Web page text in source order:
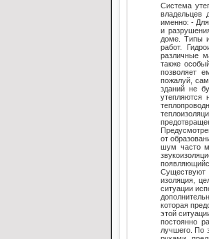
Система
владельцев
именно: -
и
доме. Типы
работ.
различные
также
позволяет
пожалуй,
зданий не
утепляются
от
шум часто
Существуют
изоляция,
ситуации
которая
этой
постоянно
лучшего. По